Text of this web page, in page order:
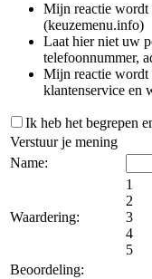
Mijn reactie wordt
(keuzemenu.info)
Laat hier niet uw
telefoonnummer,
Mijn reactie wordt
klantenservice en
Ik heb het begrepen
Verstuur je mening
Name:
Waardering:
1
2
3
4
5
Beoordeling: